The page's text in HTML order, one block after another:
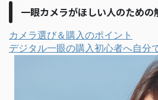
一眼カメラがほしい人のための
カメラ選び＆購入のポイント
デジタル一眼の購入初心者へ自分